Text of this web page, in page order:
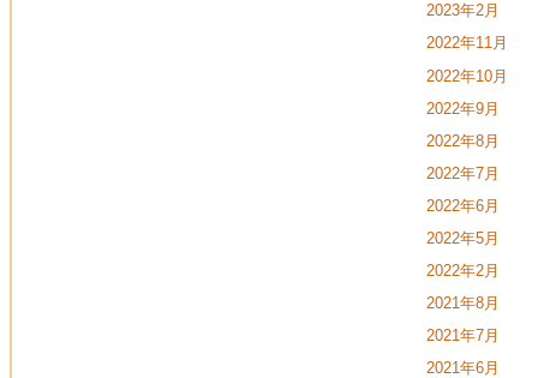
2023年2月
2022年11月
2022年10月
2022年9月
2022年8月
2022年7月
2022年6月
2022年5月
2022年2月
2021年8月
2021年7月
2021年6月